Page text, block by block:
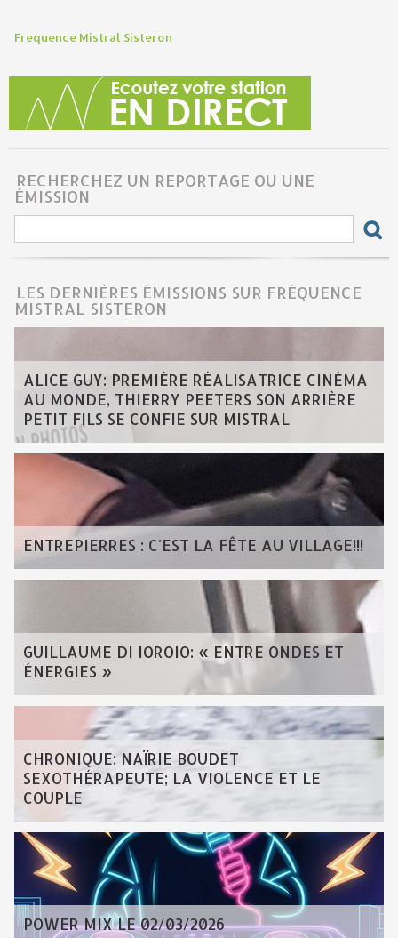
Frequence Mistral Sisteron
RECHERCHEZ UN REPORTAGE OU UNE
ÉMISSION
LES DERNIÈRES ÉMISSIONS SUR FRÉQUENCE
MISTRAL SISTERON
ALICE GUY: PREMIÈRE RÉALISATRICE CINÉMA
AU MONDE, THIERRY PEETERS SON ARRIÈRE
PETIT FILS SE CONFIE SUR MISTRAL
ENTREPIERRES : C'EST LA FÊTE AU VILLAGE!!!
GUILLAUME DI IOROIO: « ENTRE ONDES ET
ÉNERGIES »
CHRONIQUE: NAÏRIE BOUDET
SEXOTHÉRAPEUTE; LA VIOLENCE ET LE
COUPLE
POWER MIX LE 02/03/2026